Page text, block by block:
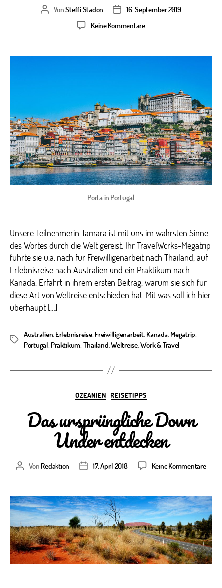
Beitragsautor
VonSteffi Stadon Veröffentlichungsdatum
16. September 2019
Keine Kommentarezu
–
Porta in Portugal
Unsere Teilnehmerin Tamara ist mit uns im wahrsten Sinne
des Wortes durch die Welt gereist. Ihr TravelWorks-Megatrip
führte sie u.a. nach für Freiwilligenarbeit nach Thailand, auf
Erlebnisreise nach Australien und ein Praktikum nach
Kanada. Erfahrt in ihrem ersten Beitrag, warum sie sich für
diese Art von Weltreise entschieden hat. Mit was soll ich hier
überhaupt […]
Schlagwörter
Australien, Erlebnisreise, Freiwilligenarbeit, Kanada, Megatrip,
Portugal, Praktikum, Thailand,Weltreise,Work & Travel
Kategorien
OZEANIEN REISETIPPS
Das ursprüngliche Down
Under entdecken
Beitragsautor
Von Redaktion Veröffentlichungsdatum
17. April 2018 Keine Kommentarezu
Down